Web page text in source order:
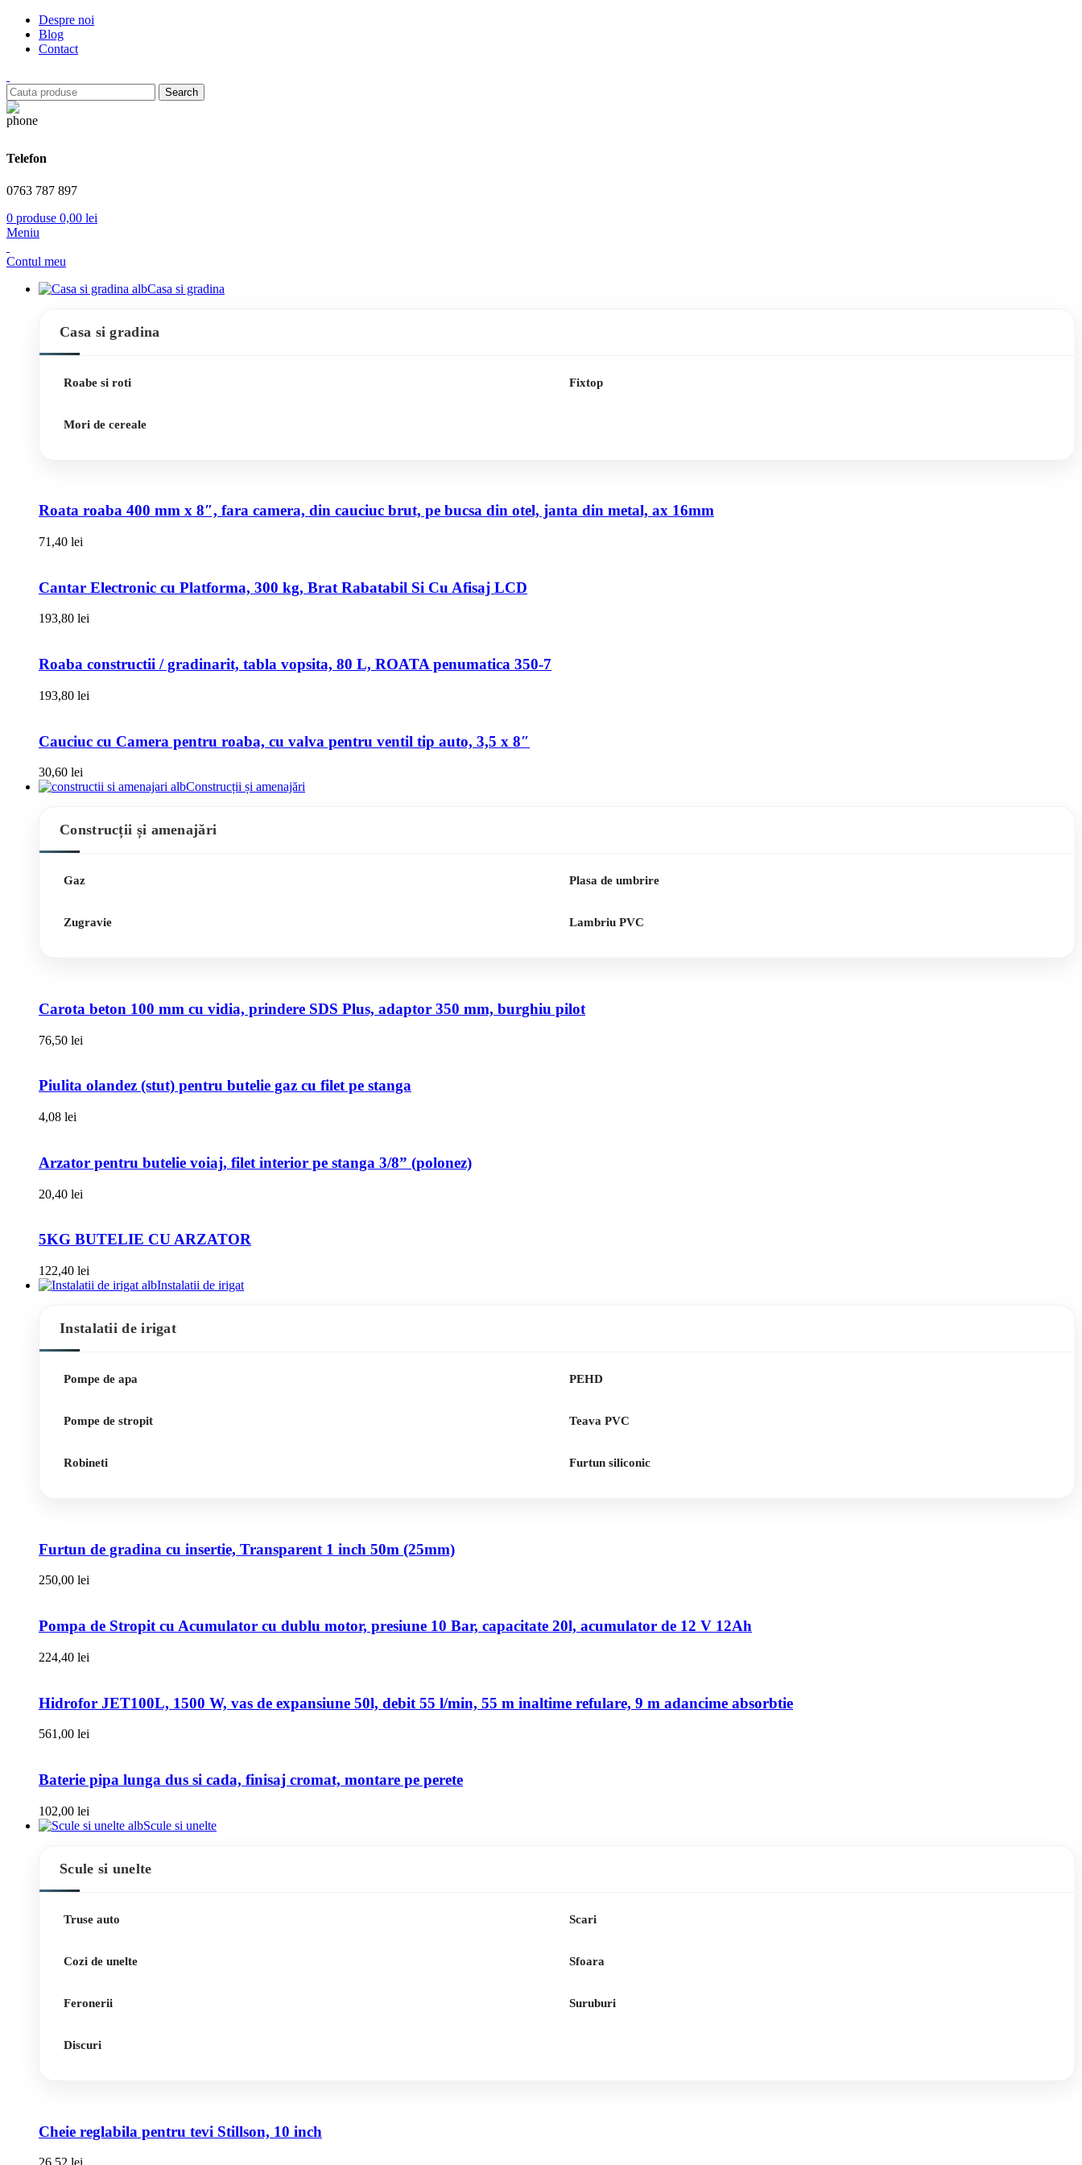
Despre noi
Blog
Contact
Search
Telefon
0763 787 897
0 produse 0,00 lei
Meniu
Contul meu
Casa si gradina
Casa si gradina
Roabe si roti
Mori de cereale
Fixtop
Roata roaba 400 mm x 8″, fara camera, din cauciuc brut, pe bucsa din otel, janta din metal, ax 16mm
71,40 lei
Cantar Electronic cu Platforma, 300 kg, Brat Rabatabil Si Cu Afisaj LCD
193,80 lei
Roaba constructii / gradinarit, tabla vopsita, 80 L, ROATA penumatica 350-7
193,80 lei
Cauciuc cu Camera pentru roaba, cu valva pentru ventil tip auto, 3,5 x 8″
30,60 lei
Construcții și amenajări
Construcții și amenajări
Gaz
Zugravie
Plasa de umbrire
Lambriu PVC
Carota beton 100 mm cu vidia, prindere SDS Plus, adaptor 350 mm, burghiu pilot
76,50 lei
Piulita olandez (stut) pentru butelie gaz cu filet pe stanga
4,08 lei
Arzator pentru butelie voiaj, filet interior pe stanga 3/8” (polonez)
20,40 lei
5KG BUTELIE CU ARZATOR
122,40 lei
Instalatii de irigat
Instalatii de irigat
Pompe de apa
Pompe de stropit
Robineti
PEHD
Teava PVC
Furtun siliconic
Furtun de gradina cu insertie, Transparent 1 inch 50m (25mm)
250,00 lei
Pompa de Stropit cu Acumulator cu dublu motor, presiune 10 Bar, capacitate 20l, acumulator de 12 V 12Ah
224,40 lei
Hidrofor JET100L, 1500 W, vas de expansiune 50l, debit 55 l/min, 55 m inaltime refulare, 9 m adancime absorbtie
561,00 lei
Baterie pipa lunga dus si cada, finisaj cromat, montare pe perete
102,00 lei
Scule si unelte
Scule si unelte
Truse auto
Cozi de unelte
Feronerii
Discuri
Scari
Sfoara
Suruburi
Cheie reglabila pentru tevi Stillson, 10 inch